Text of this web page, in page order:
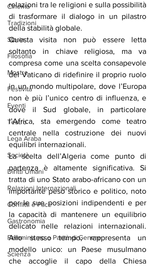
Cinema
Tradizioni
Storia
Filosofia
Mostre
Festività
Eventi
Teatro
Lega Araba
Società
Diritti Umani
Relazioni Internazionali
Conflitti e Pace
Gastronomia
Femminismo e Parità di Genere
Scienza
relazioni tra le religioni e sulla possibilità
di trasformare il dialogo in un pilastro
della stabilità globale.
Questa visita non può essere letta
soltanto in chiave religiosa, ma va
compresa come una scelta consapevole
del Vaticano di ridefinire il proprio ruolo
in un mondo multipolare, dove l’Europa
non è più l’unico centro di influenza, e
dove il Sud globale, in particolare
l’Africa, sta emergendo come teatro
centrale nella costruzione dei nuovi
equilibri internazionali.
La scelta dell’Algeria come punto di
partenza è altamente significativa. Si
tratta di uno Stato arabo-africano con un
importante peso storico e politico, noto
per le sue posizioni indipendenti e per
la capacità di mantenere un equilibrio
delicato nelle relazioni internazionali.
Allo stesso tempo, rappresenta un
modello unico: un Paese musulmano
che accoglie il capo della Chiesa